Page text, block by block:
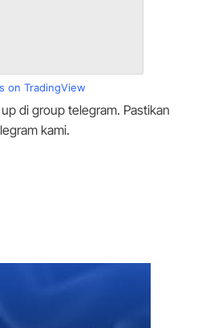
on TradingView
di group telegram. Pastikan
kami.